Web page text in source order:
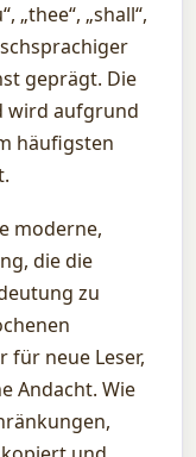
„thee“, „shall“,
geprägt. Die
wird aufgrund
häufigsten
moderne,
die die
zu
für neue Leser,
Andacht. Wie